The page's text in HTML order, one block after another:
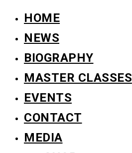
HOME
NEWS
BIOGRAPHY
MASTER CLASSES
EVENTS
CONTACT
MEDIA